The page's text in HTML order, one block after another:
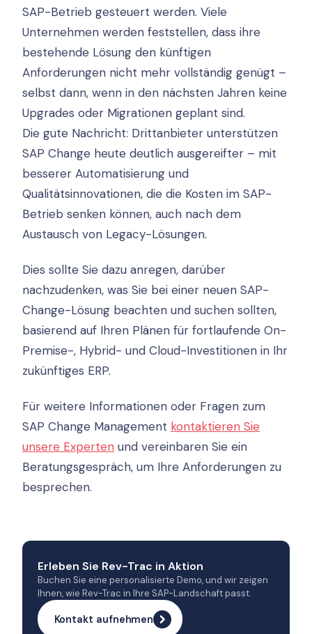
SAP-Betrieb gesteuert werden. Viele
Unternehmen werden feststellen, dass ihre
bestehende Lösung den künftigen
Anforderungen nicht mehr vollständig genügt –
selbst dann, wenn in den nächsten Jahren keine
Upgrades oder Migrationen geplant sind.
Die gute Nachricht: Drittanbieter unterstützen
SAP Change heute deutlich ausgereifter – mit
besserer Automatisierung und
Qualitätsinnovationen, die die Kosten im SAP-
Betrieb senken können, auch nach dem
Austausch von Legacy-Lösungen.
Dies sollte Sie dazu anregen, darüber
nachzudenken, was Sie bei einer neuen SAP-
Change-Lösung beachten und suchen sollten,
basierend auf Ihren Plänen für fortlaufende On-
Premise-, Hybrid- und Cloud-Investitionen in Ihr
zukünftiges ERP.
Für weitere Informationen oder Fragen zum
SAP Change Management kontaktieren Sie
unsere Experten und vereinbaren Sie ein
Beratungsgespräch, um Ihre Anforderungen zu
besprechen.
Erleben Sie Rev-Trac in Aktion
Buchen Sie eine personalisierte Demo, und wir zeigen
Ihnen, wie Rev-Trac in Ihre SAP-Landschaft passt.
Kontakt aufnehmen